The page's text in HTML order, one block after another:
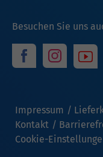
Besuchen Sie uns
Impressum
Kontakt
Cookie-